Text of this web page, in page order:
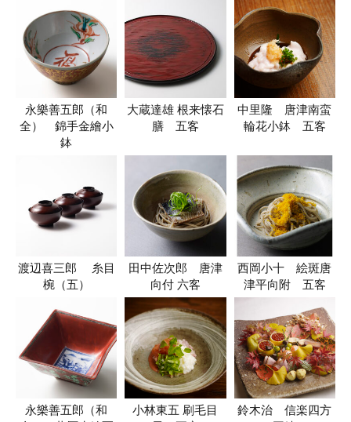
永樂善五郎（和
全） 錦手金繪小
鉢
大蔵達雄 根来懐石
膳 五客
中里隆 唐津南蛮
輪花小鉢 五客
渡辺喜三郎 糸目
椀（五）
田中佐次郎 唐津
向付 六客
西岡小十 絵斑唐
津平向附 五客
永樂善五郎（和
小林東五 刷毛目
鈴木治 信楽四方